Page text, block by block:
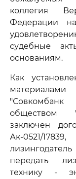
коллегия
Федерации
судебные
основаниям.
Как
обществом
заключен
Ак-0521/
передать
технику -